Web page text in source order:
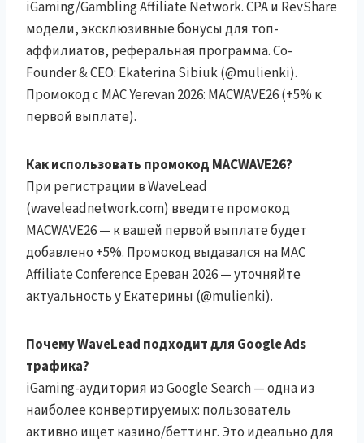
iGaming/Gambling Affiliate Network. CPA и RevShare
модели, эксклюзивные бонусы для топ-
аффилиатов, реферальная программа. Co-
Founder & CEO: Ekaterina Sibiuk (@mulienki).
Промокод с MAC Yerevan 2026: MACWAVE26 (+5% к
первой выплате).
Как использовать промокод MACWAVE26?
При регистрации в WaveLead
(waveleadnetwork.com) введите промокод
MACWAVE26 — к вашей первой выплате будет
добавлено +5%. Промокод выдавался на MAC
Affiliate Conference Ереван 2026 — уточняйте
актуальность у Екатерины (@mulienki).
Почему WaveLead подходит для Google Ads
трафика?
iGaming-аудитория из Google Search — одна из
наиболее конвертируемых: пользователь
активно ищет казино/беттинг. Это идеально для